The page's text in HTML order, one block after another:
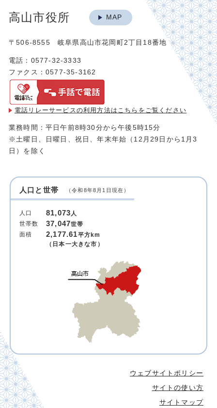
高山市役所 MAP
〒506-8555 岐阜県高山市花岡町2丁目18番地
電話：0577-32-3333
ファクス：0577-35-3162
電話リレーサービスの利用方法は こちらをご覧ください
業務時間：平日午前8時30分から午後5時15分
※土曜日、日曜日、祝日、年末年始（12月29日から1月3
日）を除く
人口と世帯 （令和8年8月1日現在）
人口 81,073人
世帯数
37,047世帯
面積
2,177.61平方km
（日本一大きな市）
ウェブサイトポリシー
サイトの使い方
サイトマップ